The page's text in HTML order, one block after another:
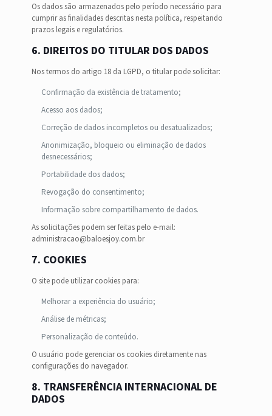
Os dados são armazenados pelo período necessário para
cumprir as finalidades descritas nesta política, respeitando
prazos legais e regulatórios.
6. DIREITOS DO TITULAR DOS DADOS
Nos termos do artigo 18 da LGPD, o titular pode solicitar:
Confirmação da existência de tratamento;
Acesso aos dados;
Correção de dados incompletos ou desatualizados;
Anonimização, bloqueio ou eliminação de dados
desnecessários;
Portabilidade dos dados;
Revogação do consentimento;
Informação sobre compartilhamento de dados.
As solicitações podem ser feitas pelo e-mail:
administracao@baloesjoy.com.br
7. COOKIES
O site pode utilizar cookies para:
Melhorar a experiência do usuário;
Análise de métricas;
Personalização de conteúdo.
O usuário pode gerenciar os cookies diretamente nas
configurações do navegador.
8. TRANSFERÊNCIA INTERNACIONAL DE
DADOS